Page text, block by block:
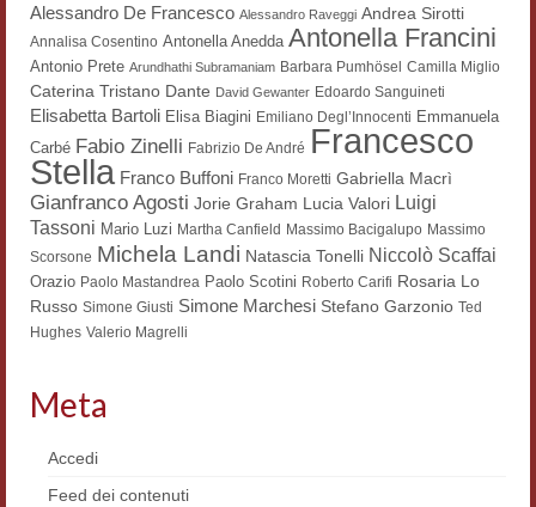
Summer School DH
ERASMUS/DEMM
Storia e forme della canzone
Pubblicazioni
Hagiographica Coreana
Koreanische Literatur und Kultur
Scrittori latini dell’Europa medioevale
Atti di convegno
Alessandro De Francesco Alessandro Raveggi Andrea Sirotti
Annalisa Cosentino Antonella Anedda Antonella Francini
Antonio Prete Arundhathi Subramaniam Barbara Pumhösel Camilla Miglio
Caterina Tristano Dante David Gewanter Edoardo Sanguineti
Elisabetta Bartoli Elisa Biagini Emiliano Degl’Innocenti Emmanuela
Carbé Fabio Zinelli Fabrizio De André Francesco
Stella Franco Buffoni Franco Moretti Gabriella Macrì
Gianfranco Agosti Jorie Graham Lucia Valori Luigi
Tassoni Mario Luzi Martha Canfield Massimo Bacigalupo Massimo
Scorsone Michela Landi Natascia Tonelli Niccolò Scaffai
Orazio Paolo Mastandrea Paolo Scotini Roberto Carifi Rosaria Lo
Russo Simone Giusti Simone Marchesi Stefano Garzonio Ted
Hughes Valerio Magrelli
Meta
Accedi
Feed dei contenuti